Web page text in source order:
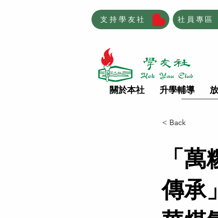
支持學友社 社員專區
關於本社 升學輔導
< Back
「
傳承